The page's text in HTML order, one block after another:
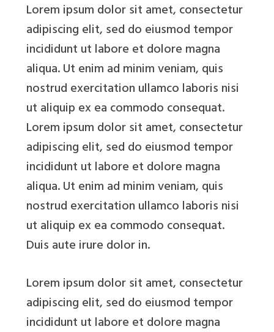
Lorem ipsum dolor sit amet, consectetur
adipiscing elit, sed do eiusmod tempor
incididunt ut labore et dolore magna
aliqua. Ut enim ad minim veniam, quis
nostrud exercitation ullamco laboris nisi
ut aliquip ex ea commodo consequat.
Lorem ipsum dolor sit amet, consectetur
adipiscing elit, sed do eiusmod tempor
incididunt ut labore et dolore magna
aliqua. Ut enim ad minim veniam, quis
nostrud exercitation ullamco laboris nisi
ut aliquip ex ea commodo consequat.
Duis aute irure dolor in.
Lorem ipsum dolor sit amet, consectetur
adipiscing elit, sed do eiusmod tempor
incididunt ut labore et dolore magna